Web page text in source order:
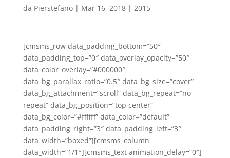
da Pierstefano| Mar 16, 2018| 2015
[cmsms_row data_padding_bottom=”50″
data_padding_top=”0″ data_overlay_opacity=”50″
data_color_overlay=”#000000″
data_bg_parallax_ratio=”0.5″ data_bg_size=”cover”
data_bg_attachment=”scroll” data_bg_repeat=”no-
repeat” data_bg_position=”top center”
data_bg_color=”#ffffff” data_color=”default”
data_padding_right=”3″ data_padding_left=”3″
data_width=”boxed”][cmsms_column
data_width=”1/1″][cmsms_text animation_delay=”0″]